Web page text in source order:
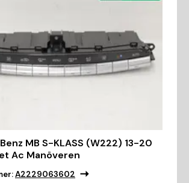
MB S-KLASS (W222) 13-20
Ac Manöveren
A2229063602